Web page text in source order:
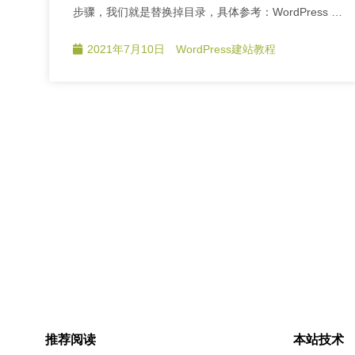
步骤，我们就是替换掉目录，具体参考：WordPress …
2021年7月10日 WordPress建站教程
推荐阅读 本站技术